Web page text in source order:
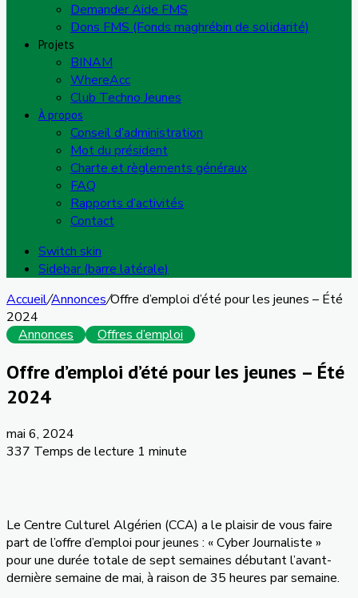
Demander Aide FMS
Dons FMS (Fonds maghrébin de solidarité)
Projets
BINAM
WhereAcc
Club Techno Jeunes
À propos
Conseil d’administration
Mot du président
Charte et règlements généraux
FAQ
Rapports d’activités
Contact
Switch skin
Sidebar (barre latérale)
Accueil/Annonces/Offre d’emploi d’été pour les jeunes – Été
2024
Annonces
Offres d’emploi
Offre d’emploi d’été pour les jeunes – Été
2024
mai 6, 2024
337 Temps de lecture 1 minute
Le Centre Culturel Algérien (CCA) a le plaisir de vous faire
part de l’offre d’emploi pour jeunes : « Cyber Journaliste »
pour une durée totale de sept semaines débutant l’avant-
dernière semaine de mai, à raison de 35 heures par semaine.